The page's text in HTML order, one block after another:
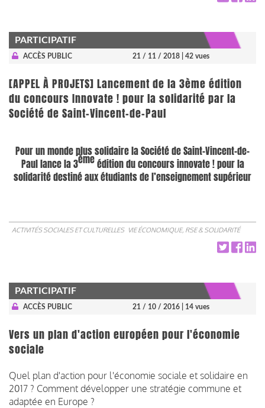
PARTICIPATIF
ACCÈS PUBLIC 21 / 11 / 2018 | 42 vues
[APPEL À PROJETS] Lancement de la 3ème édition
du concours Innovate ! pour la solidarité par la
Société de Saint-Vincent-de-Paul
Pour un monde plus solidaire la Société de Saint-Vincent-de-
Paul lance la 3èmeédition du concours innovate ! pour la
solidarité destiné aux étudiants de l’enseignement supérieur
ACTIVITÉS SOCIALES ET CULTURELLES VIE ÉCONOMIQUE, RSE & SOLIDARITÉ
PARTICIPATIF
ACCÈS PUBLIC 21 / 10 / 2016 | 14 vues
Vers un plan d'action européen pour l'économie
sociale
Quel plan d'action pour l'économie sociale et solidaire en
2017 ? Comment développer une stratégie commune et
adaptée en Europe ?